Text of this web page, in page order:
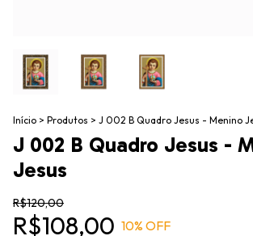
Início > Produtos > J 002 B Quadro Jesus - Menino
J 002 B Quadro Jesus -
Jesus
R$120,00
R$108,00 10% OFF